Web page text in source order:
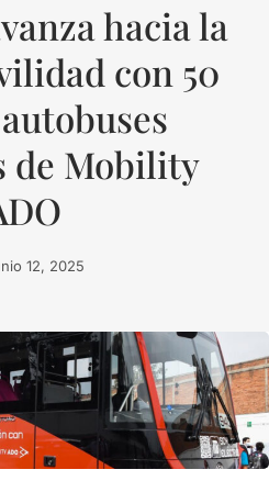
hacia la
con 50
de Mobility
12, 2025